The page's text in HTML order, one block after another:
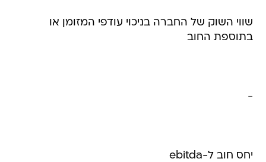
שווי השוק של החברה בניכוי עודפי המזומן או
בתוספת החוב
-
יחס חוב ל-ebitda